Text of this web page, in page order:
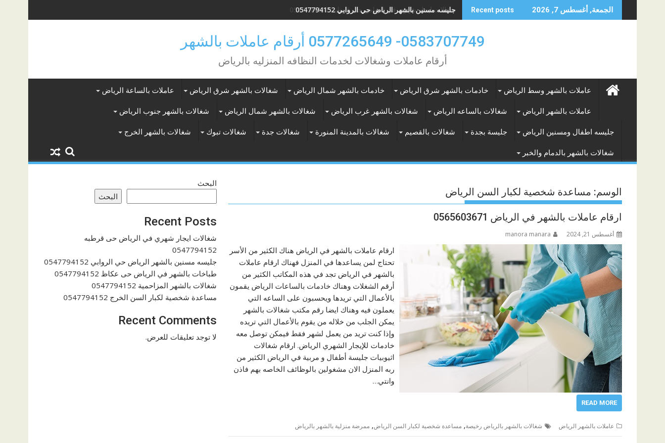
to
الجمعة, أغسطس 7, 2026 Recent posts جليسه مسنين بالشهر الرياض حي الروابي 0547794152
0583707749- 0577265649 أرقام عاملات بالشهر
أرقام عاملات وشغالات لخدمات النظافه المنزليه بالرياض
عاملات بالشهر وسط الرياض خادمات بالشهر شرق الرياض خادمات بالشهر شمال الرياض شغالات بالشهر شرق الرياض عاملات بالساعة الرياض
عاملات بالشهر الرياض شغالات بالساعه الرياض شغالات بالشهر غرب الرياض شغالات بالشهر شمال الرياض شغالات بالشهر جنوب الرياض
جليسه اطفال ومسنين الرياض جليسة بجدة شغالات بالقصيم شغالات بالمدينة المنورة شغالات جدة شغالات تبوك شغالات بالشهر الخرج
شغالات بالشهر بالدمام والخبر
الوسم: مساعدة شخصية لكبار السن الرياض
ارقام عاملات بالشهر في الرياض 0565603671
أغسطس 21, 2024 manora manara
ارقام عاملات بالشهر في الرياض هناك الكثير من الأسر
تحتاج لمن يساعدها في المنزل فهناك ارقام عاملات
بالشهر في الرياض تجد في هذه المكاتب الكثير من
أرقم الشغلات وهناك خادمات بالساعات الرياض يقمون
بالأعمال التي تريدها ويحسبون على الساعه التي
يعملون فيه وهناك ايضا رقم مكتب شغالات بالشهر
يمكن الجلب من خلاله من يقوم بالأعمال التي تريده
وإذا كنت تريد من يعمل لشهر فقط فيمكن توصل معه
خادمات للإيجار الشهري الرياض. ارقام شغالات
اثيوبيات جليسة أطفال و مربية في الرياض الكثير من
ربه المنزل الان مشغولين بالوظائف الخاصه بهم فاذن
وانتي…
READ MORE
عاملات بالشهر الرياض شغالات بالشهر بالرياض رخيصة, مساعدة شخصية لكبار السن الرياض, ممرضة منزلية بالشهر بالرياض
البحث
البحث
Recent Posts
شغالات ايجار شهري في الرياض حى قرطبه
0547794152
جليسه مسنين بالشهر الرياض حي الروابي 0547794152
طباخات بالشهر في الرياض حى عكاظ 0547794152
شغالات بالشهر المزاحمية 0547794152
مساعدة شخصية لكبار السن الخرج 0547794152
Recent Comments
لا توجد تعليقات للعرض.